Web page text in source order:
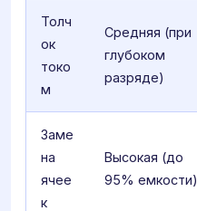
Толч
ок
токо
м
Средняя (при
глубоком
разряде)
Заме
на
ячее
к
Высокая (до
95% емкости)